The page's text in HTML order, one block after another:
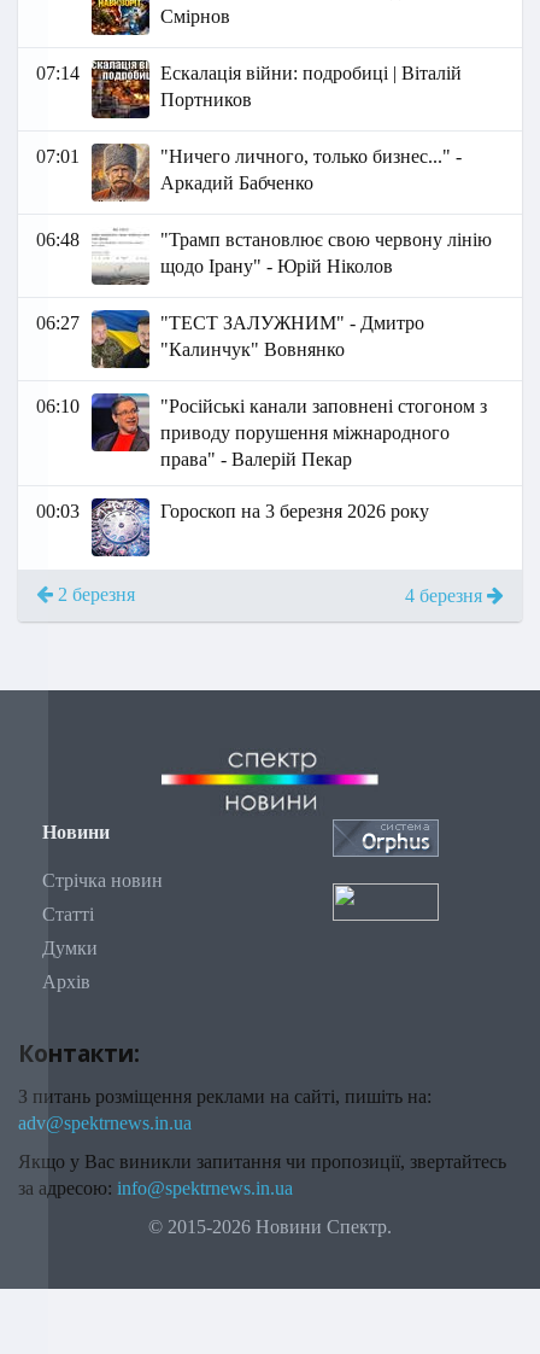
Смірнов
07:14
Ескалація війни: подробиці | Віталій
Портников
07:01
"Ничего личного, только бизнес..." -
Аркадий Бабченко
06:48
"Трамп встановлює свою червону лінію
щодо Ірану" - Юрій Ніколов
06:27
"ТЕСТ ЗАЛУЖНИМ" - Дмитро
"Калинчук" Вовнянко
06:10
"Російські канали заповнені стогоном з
приводу порушення міжнародного
права" - Валерій Пекар
00:03 Гороскоп на 3 березня 2026 року
2 березня 4 березня
Новини
Стрічка новин
Статті
Думки
Архів
Контакти:
З питань розміщення реклами на сайті, пишіть на:
adv@spektrnews.in.ua
Якщо у Вас виникли запитання чи пропозиції, звертайтесь
за адресою: info@spektrnews.in.ua
© 2015-2026 Новини Спектр.